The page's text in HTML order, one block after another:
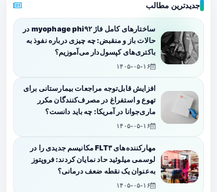
جدیدترین مطالب
ساختارهای کامل فاژ myophage phi۹۲ در
حالات باز و منقبض: چه چیزی درباره نفوذ به
باکتری‌های کپسول‌دار می‌آموزیم؟
۱۴۰۵-۰۵-۱۶
افزایش قابل‌توجه مراجعات بیمارستانی برای
تهوع و استفراغ در مصرف‌کنندگان مکرر
ماری‌جوانا در آمریکا: چه باید دانست؟
۱۴۰۵-۰۵-۱۶
مهارکننده‌های FLT۳ مکانیسم جدیدی را در
لوسمی میلوئید حاد نمایان کردند: فروپتوز
به‌عنوان یک نقطه ضعف درمانی؟
۱۴۰۵-۰۵-۱۶